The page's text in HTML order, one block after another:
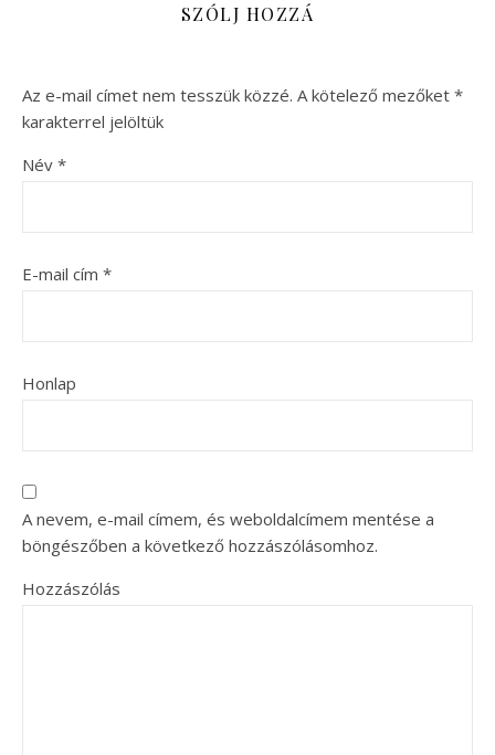
SZÓLJ HOZZÁ
Az e-mail címet nem tesszük közzé. A kötelező mezőket *
karakterrel jelöltük
Név *
E-mail cím *
Honlap
A nevem, e-mail címem, és weboldalcímem mentése a
böngészőben a következő hozzászólásomhoz.
Hozzászólás